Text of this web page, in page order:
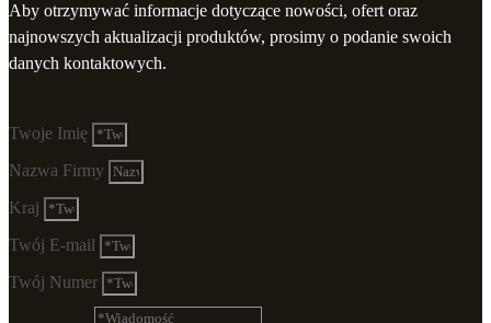
Aby otrzymywać informacje dotyczące nowości, ofert oraz
najnowszych aktualizacji produktów, prosimy o podanie swoich
danych kontaktowych.
Twoje Imię
Nazwa Firmy
Kraj
Twój E-mail
Twój Numer